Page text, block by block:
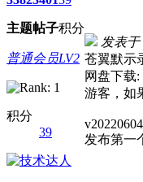
主题帖子积分
普通会员LV2
积分
39
发表于
苍翼默示
网盘下载:
游客，如
发布第一